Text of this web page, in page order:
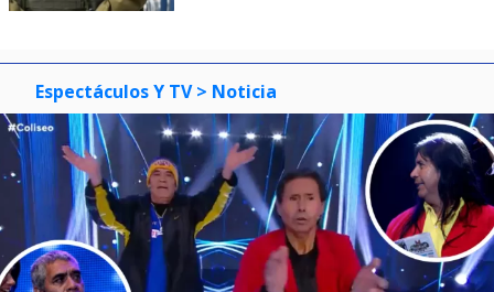
Espectáculos Y TV > Noticia